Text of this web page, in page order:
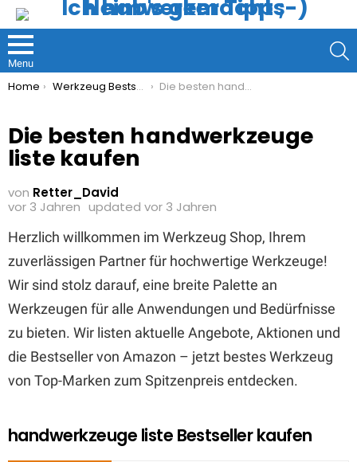
Menu
You are here:
Home Werkzeug Bestseller Die besten handwerkzeuge liste kaufen
Die besten handwerkzeuge
liste kaufen
von Retter_David
vor 3 Jahren updated vor 3 Jahren
Herzlich willkommen im Werkzeug Shop, Ihrem
zuverlässigen Partner für hochwertige Werkzeuge!
Wir sind stolz darauf, eine breite Palette an
Werkzeugen für alle Anwendungen und Bedürfnisse
zu bieten. Wir listen aktuelle Angebote, Aktionen und
die Bestseller von Amazon – jetzt bestes Werkzeug
von Top-Marken zum Spitzenpreis entdecken.
handwerkzeuge liste Bestseller kaufen